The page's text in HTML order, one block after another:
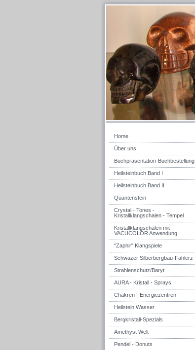
Home
Über uns
Buchpräsentation-Buchbestellung
Heilsteinbuch Band I
Heilsteinbuch Band II
Quantenstein
Crystal - Tones -
Kristallklangschalen - Tempel
Kristallklangschalen mit
VACUCOLOR Anwendung
"Zaphir" Klangspiele
Schwazer Silberbergbau-Fahlerz
Strahlenschutz/Baryt
AURA - Kristall - Sprays
Chakren - Energiezentren
Heilstein Wasser
Bergkristall-Spezials
Amethyst Welt
Pendel - Donuts